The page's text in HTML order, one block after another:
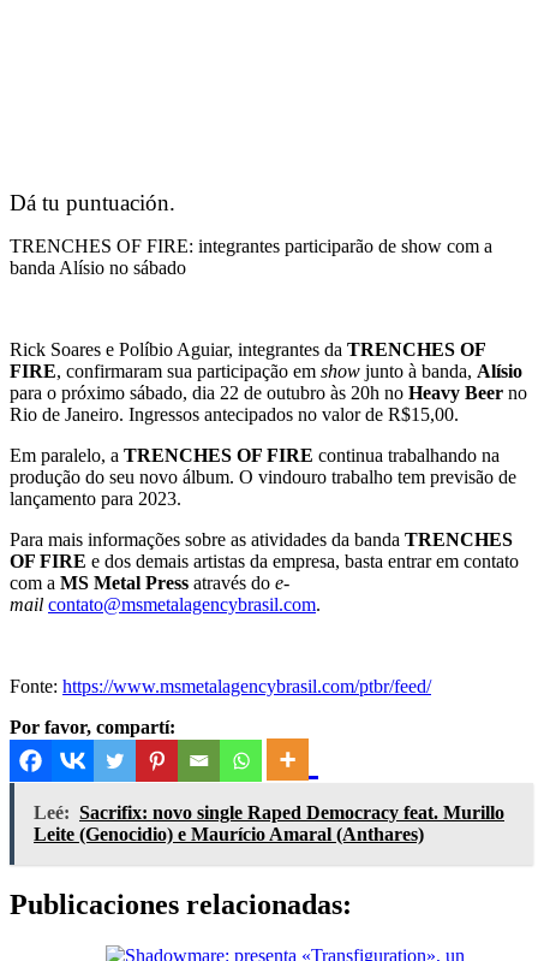
Dá tu puntuación.
TRENCHES OF FIRE: integrantes participarão de show com a
banda Alísio no sábado
Rick Soares e Políbio Aguiar, integrantes da TRENCHES OF
FIRE, confirmaram sua participação em show junto à banda, Alísio
para o próximo sábado, dia 22 de outubro às 20h no Heavy Beer no
Rio de Janeiro. Ingressos antecipados no valor de R$15,00.
Em paralelo, a TRENCHES OF FIRE continua trabalhando na
produção do seu novo álbum. O vindouro trabalho tem previsão de
lançamento para 2023.
Para mais informações sobre as atividades da banda TRENCHES
OF FIRE e dos demais artistas da empresa, basta entrar em contato
com a MS Metal Press através do e-
mail contato@msmetalagencybrasil.com.
Fonte: https://www.msmetalagencybrasil.com/ptbr/feed/
Por favor, compartí:
Leé: Sacrifix: novo single Raped Democracy feat. Murillo
Leite (Genocidio) e Maurício Amaral (Anthares)
Publicaciones relacionadas: